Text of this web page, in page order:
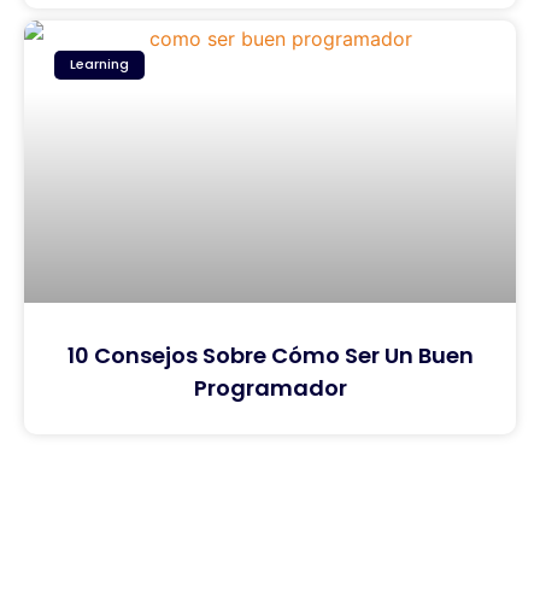
Learning
10 Consejos Sobre Cómo Ser Un Buen
Programador